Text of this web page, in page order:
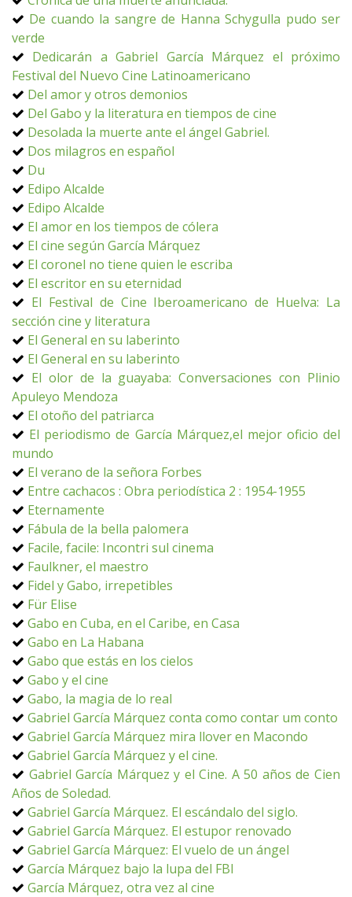
De cuando la sangre de Hanna Schygulla pudo ser
verde
Dedicarán a Gabriel García Márquez el próximo
Festival del Nuevo Cine Latinoamericano
Del amor y otros demonios
Del Gabo y la literatura en tiempos de cine
Desolada la muerte ante el ángel Gabriel.
Dos milagros en español
Du
Edipo Alcalde
Edipo Alcalde
El amor en los tiempos de cólera
El cine según García Márquez
El coronel no tiene quien le escriba
El escritor en su eternidad
El Festival de Cine Iberoamericano de Huelva: La
sección cine y literatura
El General en su laberinto
El General en su laberinto
El olor de la guayaba: Conversaciones con Plinio
Apuleyo Mendoza
El otoño del patriarca
El periodismo de García Márquez,el mejor oficio del
mundo
El verano de la señora Forbes
Entre cachacos : Obra periodística 2 : 1954-1955
Eternamente
Fábula de la bella palomera
Facile, facile: Incontri sul cinema
Faulkner, el maestro
Fidel y Gabo, irrepetibles
Für Elise
Gabo en Cuba, en el Caribe, en Casa
Gabo en La Habana
Gabo que estás en los cielos
Gabo y el cine
Gabo, la magia de lo real
Gabriel García Márquez conta como contar um conto
Gabriel García Márquez mira llover en Macondo
Gabriel García Márquez y el cine.
Gabriel García Márquez y el Cine. A 50 años de Cien
Años de Soledad.
Gabriel García Márquez. El escándalo del siglo.
Gabriel García Márquez. El estupor renovado
Gabriel García Márquez: El vuelo de un ángel
García Márquez bajo la lupa del FBI
García Márquez, otra vez al cine